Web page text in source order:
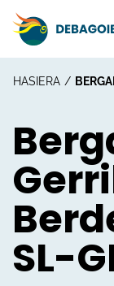
HASIERA
SL-